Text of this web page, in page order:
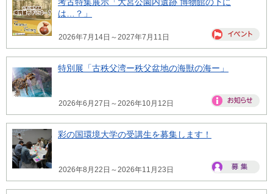
は…？」
2026年7月14日～2027年7月11日
特別展「古秩父湾ー秩父盆地の海獣の海ー」
2026年6月27日～2026年10月12日
彩の国環境大学の受講生を募集します！
2026年8月22日～2026年11月23日